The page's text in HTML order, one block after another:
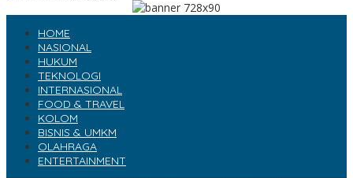
HOME
NASIONAL
HUKUM
TEKNOLOGI
INTERNASIONAL
FOOD & TRAVEL
KOLOM
BISNIS & UMKM
OLAHRAGA
ENTERTAINMENT